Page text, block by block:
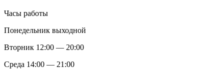
Часы работы
Понедельник выходной
Вторник 12:00 — 20:00
Среда 14:00 — 21:00